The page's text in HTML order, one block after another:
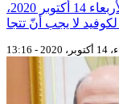
أفاد مدير عام الصحة فيصل بن صالح، اليوم الأربعاء 14 أكتوبر 2020،
- 13:16